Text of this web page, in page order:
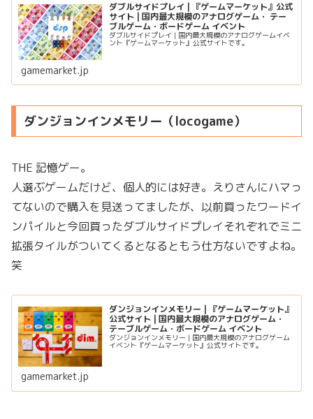
ダブルサイドプレイ | 『ゲームマーケット』公式
サイト | 国内最大規模のアナログゲーム・ テー
ブルゲーム・ボードゲーム イベント
ダブルサイドプレイ | 国内最大規模のアナログゲームイベ
ント『ゲームマーケット』公式サイトです。
gamemarket.jp
ダンジョンインメモリー（locogame）
THE 記憶ゲー。
人選ぶゲームだけど、個人的には好き。えりさんにハマっ
てないので購入を見送ってましたが、以前買ったワードイ
ンパイルと今回買ったダブルサイドプレイそれぞれでミニ
拡張タイルがついてくるとなるともう仕方ないですよね。
笑
ダンジョンインメモリー | 『ゲームマーケット』
公式サイト | 国内最大規模のアナログゲーム・
テーブルゲーム・ボードゲーム イベント
ダンジョンインメモリー | 国内最大規模のアナログゲーム
イベント『ゲームマーケット』公式サイトです。
gamemarket.jp